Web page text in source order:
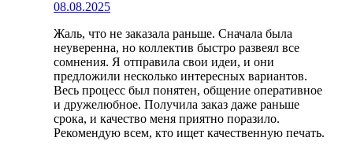
08.08.2025
Жаль, что не заказала раньше. Сначала была
неуверенна, но коллектив быстро развеял все
сомнения. Я отправила свои идеи, и они
предложили несколько интересных вариантов.
Весь процесс был понятен, общение оперативное
и дружелюбное. Получила заказ даже раньше
срока, и качество меня приятно поразило.
Рекомендую всем, кто ищет качественную печать.